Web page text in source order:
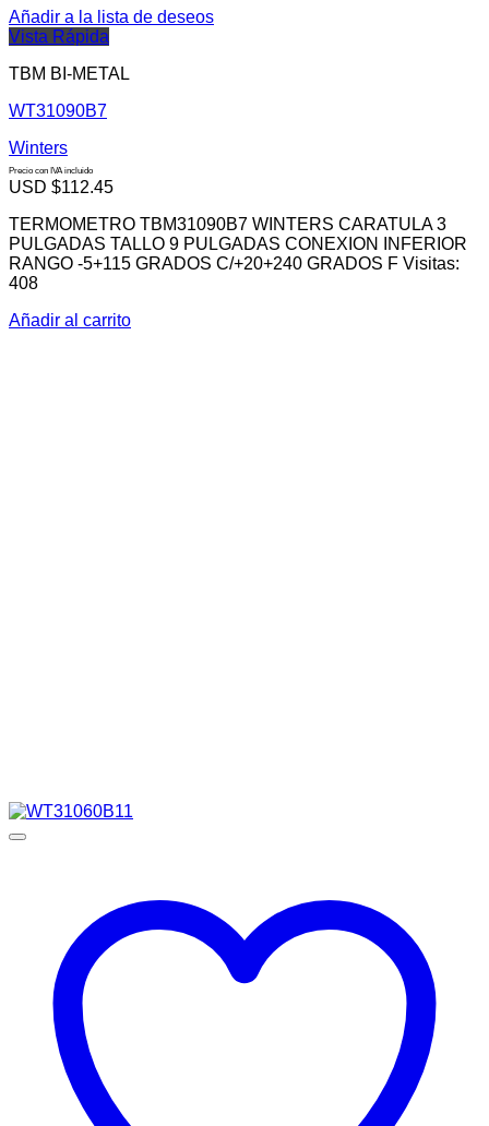
Añadir a la lista de deseos
Vista Rápida
TBM BI-METAL
WT31090B7
Winters
Precio con IVA incluido
USD $112.45
TERMOMETRO TBM31090B7 WINTERS CARATULA 3
PULGADAS TALLO 9 PULGADAS CONEXION INFERIOR
RANGO -5+115 GRADOS C/+20+240 GRADOS F Visitas:
408
Añadir al carrito